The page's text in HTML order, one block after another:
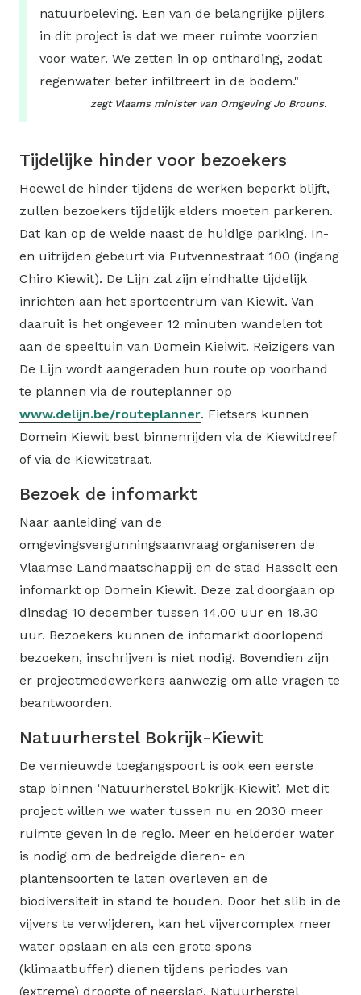
natuurbeleving. Een van de belangrijke pijlers
in dit project is dat we meer ruimte voorzien
voor water. We zetten in op ontharding, zodat
regenwater beter infiltreert in de bodem."
zegt Vlaams minister van Omgeving Jo Brouns. ​
Tijdelijke hinder voor bezoekers
Hoewel de hinder tijdens de werken beperkt blijft,
zullen bezoekers tijdelijk elders moeten parkeren.
Dat kan op de weide naast de huidige parking. In-
en uitrijden gebeurt via Putvennestraat 100 (ingang
Chiro Kiewit). De Lijn zal zijn eindhalte tijdelijk
inrichten aan het sportcentrum van Kiewit. Van
daaruit is het ongeveer 12 minuten wandelen tot
aan de speeltuin van Domein Kieiwit. Reizigers van
De Lijn wordt aangeraden hun route op voorhand
te plannen via de routeplanner op
www.delijn.be/routeplanner. Fietsers kunnen
Domein Kiewit best binnenrijden via de Kiewitdreef
of via de Kiewitstraat.
Bezoek de infomarkt
Naar aanleiding van de
omgevingsvergunningsaanvraag organiseren de
Vlaamse Landmaatschappij en de stad Hasselt een
infomarkt op Domein Kiewit. Deze zal doorgaan op
dinsdag 10 december tussen 14.00 uur en 18.30
uur. Bezoekers kunnen de infomarkt doorlopend
bezoeken, inschrijven is niet nodig. Bovendien zijn
er projectmedewerkers aanwezig om alle vragen te
beantwoorden.
Natuurherstel Bokrijk-Kiewit ​ ​
De vernieuwde toegangspoort is ook een eerste
stap binnen ‘Natuurherstel Bokrijk-Kiewit’. Met dit
project willen we water tussen nu en 2030 meer
ruimte geven in de regio. Meer en helderder water
is nodig om de bedreigde dieren- en
plantensoorten te laten overleven en de
biodiversiteit in stand te houden. Door het slib in de
vijvers te verwijderen, kan het vijvercomplex meer
water opslaan en als een grote spons
(klimaatbuffer) dienen tijdens periodes van
(extreme) droogte of neerslag. Natuurherstel